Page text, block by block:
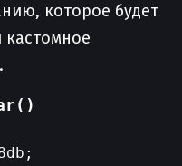
которое будет
кастомное